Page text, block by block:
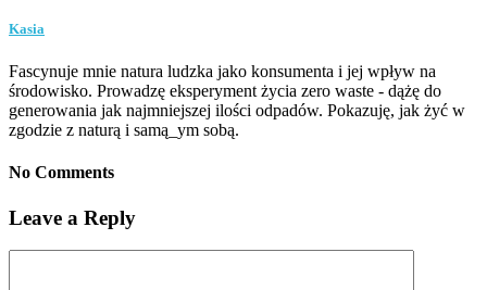
Kasia
Fascynuje mnie natura ludzka jako konsumenta i jej wpływ na
środowisko. Prowadzę eksperyment życia zero waste - dążę do
generowania jak najmniejszej ilości odpadów. Pokazuję, jak żyć w
zgodzie z naturą i samą_ym sobą.
No Comments
Leave a Reply